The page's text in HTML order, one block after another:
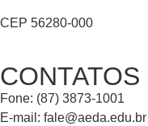
CEP 56280-000
CONTATOS
Fone: (87) 3873-1001
E-mail: fale@aeda.edu.br